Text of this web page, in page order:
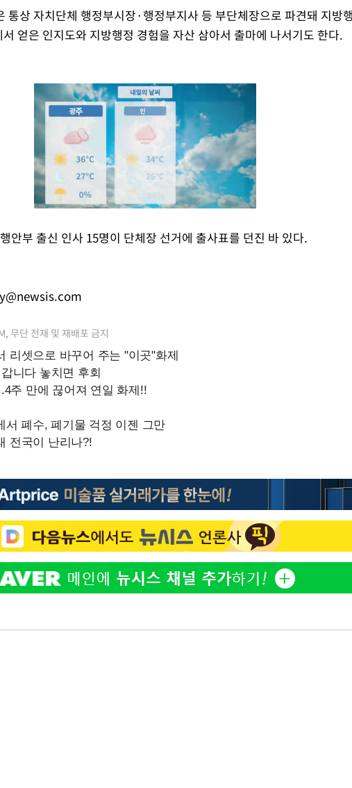
통상 자치단체 행정부시장·행정부지사 등 부단체장으로 파견돼 지방
얻은 인지도와 지방행정 경험을 자산 삼아서 출마에 나서기도 한다.
안부 출신 인사 15명이 단체장 선거에 출사표를 던진 바 있다.
무단 전재 및 재배포 금지